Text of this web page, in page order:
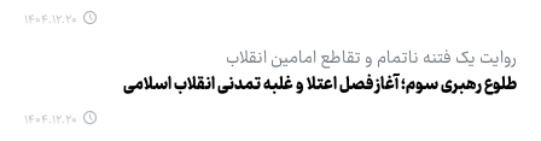
۱۴۰۴.۱۲.۲۰
روایت یک فتنه ناتمام و تقاطع امامین انقلاب
طلوع رهبری سوم؛ آغاز فصل اعتلا و غلبه تمدنی انقلاب اسلامی
۱۴۰۴.۱۲.۲۰